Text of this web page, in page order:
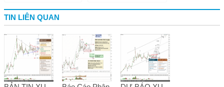
TIN LIÊN QUAN